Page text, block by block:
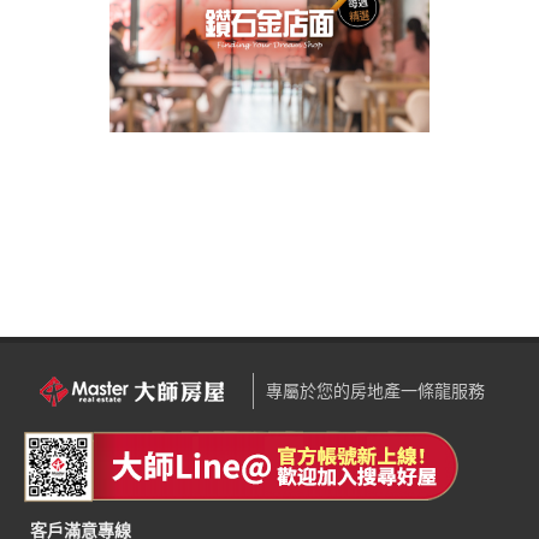
專屬於您的房地產一條龍服務
客戶滿意專線